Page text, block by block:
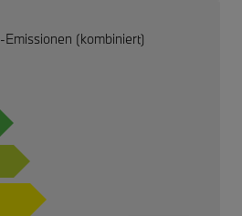
-Emissionen (kombiniert)